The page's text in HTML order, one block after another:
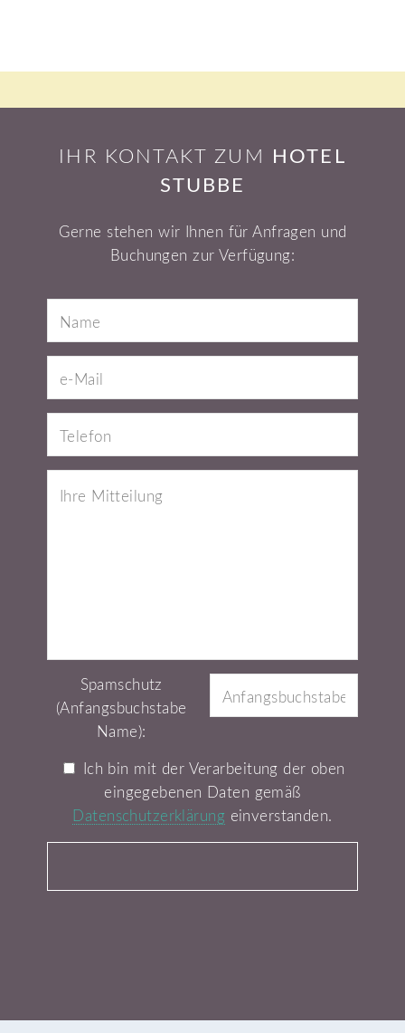
IHR KONTAKT ZUM
HOTEL
STUBBE
Gerne stehen wir Ihnen für Anfragen und
Buchungen zur Verfügung:
Spamschutz
(Anfangsbuchstabe
Name):
Ich bin mit der Verarbeitung der oben
eingegebenen Daten gemäß
Datenschutzerklärung einverstanden.